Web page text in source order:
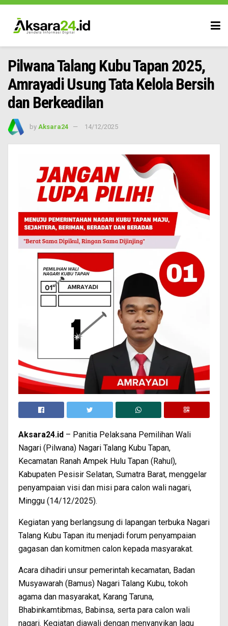
Pilwana Talang Kubu Tapan 2025,
Amrayadi Usung Tata Kelola Bersih
dan Berkeadilan
by Aksara24 14/12/2025
Aksara24.id – Panitia Pelaksana Pemilihan Wali
Nagari (Pilwana) Nagari Talang Kubu Tapan,
Kecamatan Ranah Ampek Hulu Tapan (Rahul),
Kabupaten Pesisir Selatan, Sumatra Barat, menggelar
penyampaian visi dan misi para calon wali nagari,
Minggu (14/12/2025).
Kegiatan yang berlangsung di lapangan terbuka Nagari
Talang Kubu Tapan itu menjadi forum penyampaian
gagasan dan komitmen calon kepada masyarakat.
Acara dihadiri unsur pemerintah kecamatan, Badan
Musyawarah (Bamus) Nagari Talang Kubu, tokoh
agama dan masyarakat, Karang Taruna,
Bhabinkamtibmas, Babinsa, serta para calon wali
nagari. Kegiatan diawali dengan menyanyikan lagu